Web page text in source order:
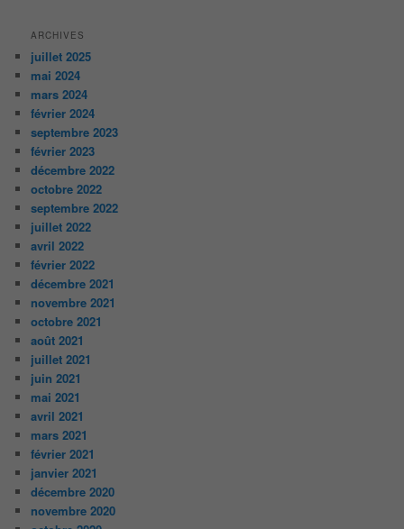
ARCHIVES
juillet 2025
mai 2024
mars 2024
février 2024
septembre 2023
février 2023
décembre 2022
octobre 2022
septembre 2022
juillet 2022
avril 2022
février 2022
décembre 2021
novembre 2021
octobre 2021
août 2021
juillet 2021
juin 2021
mai 2021
avril 2021
mars 2021
février 2021
janvier 2021
décembre 2020
novembre 2020